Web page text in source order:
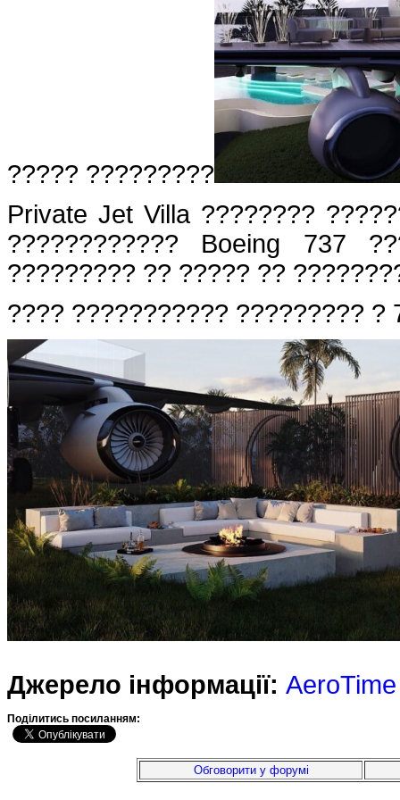
????? ?????????
Private Jet Villa ????????
???????????? Boeing 737
????????? ?? ????? ??
???? ??????????? ?????????
Джерело інформації: AeroTime
Подiлитись посиланням:
Обговорити у форумі